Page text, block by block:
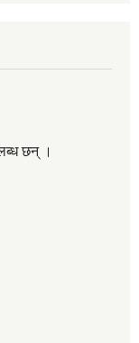
छन् ।